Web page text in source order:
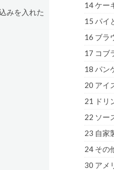
みを入れた
14 ケー
15 パイ
16 ブラ
17 コブ
18 パン
20 アイ
21 ドリ
22 ソー
23 自家
24 その
30 アメ